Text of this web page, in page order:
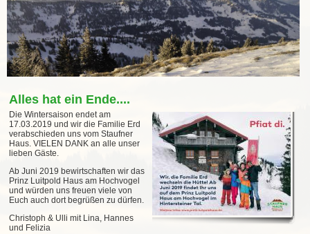
Alles hat ein Ende....
Die Wintersaison endet am
17.03.2019 und wir die Familie Erd
verabschieden uns vom Staufner
Haus. VIELEN DANK an alle unser
lieben Gäste.
Ab Juni 2019 bewirtschaften wir das
Prinz Luitpold Haus am Hochvogel
und würden uns freuen viele von
Euch auch dort begrüßen zu dürfen.
Christoph & Ulli mit Lina, Hannes
und Felizia